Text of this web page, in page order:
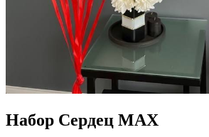
Набор Сердец MAX